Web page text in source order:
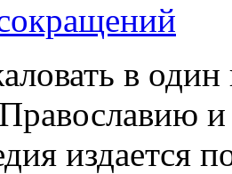
в
издается